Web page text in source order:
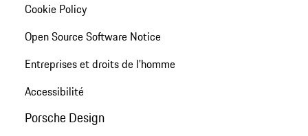
Cookie Policy
Open Source Software Notice
Entreprises et droits de l'homme
Accessibilité
Porsche Design